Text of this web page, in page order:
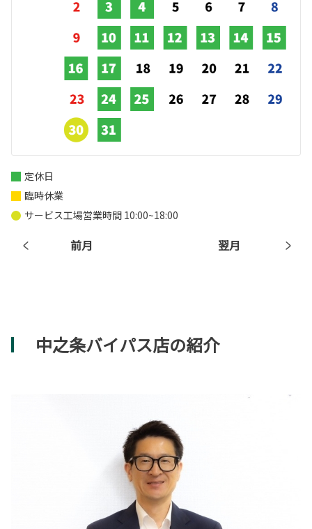
前月 翌月
定休日
臨時休業
サービス工場営業時間 10:00~18:00
中之条バイパス店の紹介